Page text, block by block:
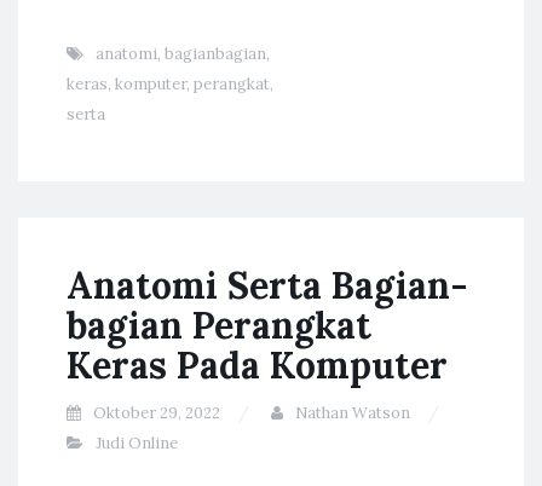
anatomi, bagianbagian,
keras, komputer, perangkat,
serta
Anatomi Serta Bagian-
bagian Perangkat
Keras Pada Komputer
Oktober 29, 2022
Nathan Watson
Judi Online